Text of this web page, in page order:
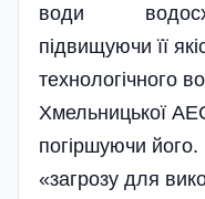
води
підвищуючи її
технологічного
Хмельницької
погіршуючи
«загрозу для